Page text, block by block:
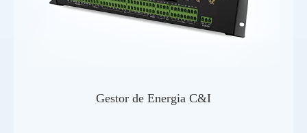
Gestor de Energia C&I